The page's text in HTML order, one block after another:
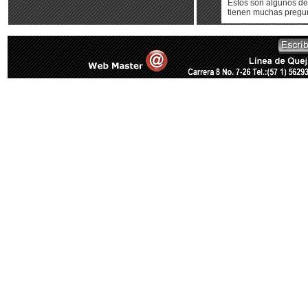
Estos son algunos
tienen muchas